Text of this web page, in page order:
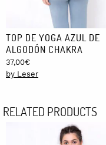
TOP DE YOGA AZUL DE
ALGODÓN CHAKRA
37,00€
by Leser
RELATED PRODUCTS